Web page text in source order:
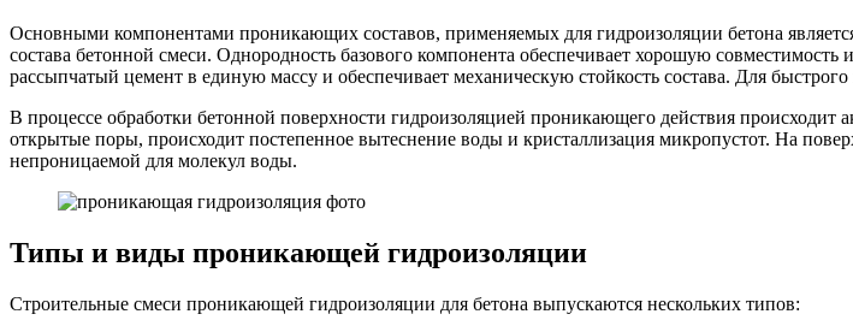
Основными компонентами проникающих составов, применяемых для гидроизоляции бетона
состава бетонной смеси. Однородность базового компонента обеспечивает хорошую
рассыпчатый цемент в единую массу и обеспечивает механическую стойкость состава. Для
В процессе обработки бетонной поверхности гидроизоляцией проникающего действия
открытые поры, происходит постепенное вытеснение воды и кристаллизация микропустот. На
непроницаемой для молекул воды.
Типы и виды проникающей гидроизоляции
Строительные смеси проникающей гидроизоляции для бетона выпускаются нескольких типов: